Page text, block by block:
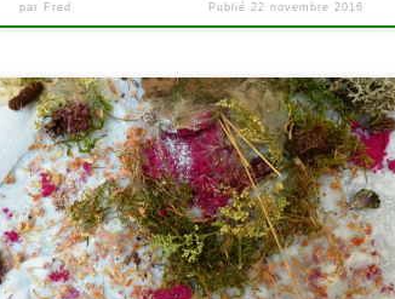
par Fred Publié 22 novembre 2016
Ce 24 octobre 2016, la bibliothèque et le
Malmundarium de Malmedy se sont exportés salon du
livre pour adolescents qui se déroulait au Théâtre de
Liège. Ils y ont proposé un atelier créatif en revenant
aux fondements : créer sa feuille de papier, la faire
parler ou la donner à […]